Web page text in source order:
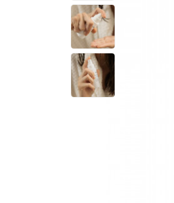
Blush
Rouge à Lèvres